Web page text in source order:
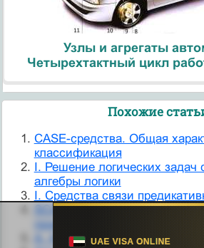
Узлы и агрегаты
Четырехтактный цикл
Похожие
CASE-средства. Общая
классификация
I. Решение логических задач
алгебры логики
I. Средства связи
SCADA – средства
проектирования СРВ.
А. Антитромботические